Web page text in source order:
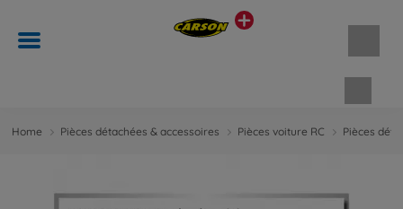
Home Pièces détachées & accessoires Pièces voiture RC Pièces